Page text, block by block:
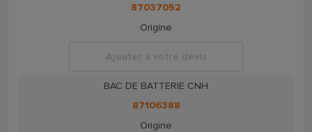
87037052
Origine
Ajouter à votre devis
BAC DE BATTERIE CNH
87106388
Origine